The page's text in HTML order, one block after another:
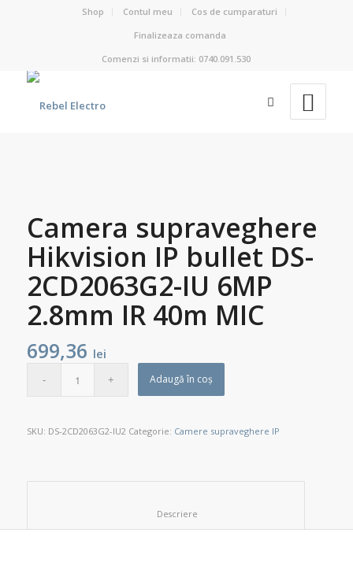
Shop Contul meu
Cos de cumparaturi
Finalizeaza comanda
Comenzi si informatii: 0740.091.530
Camera supraveghere
Hikvision IP bullet DS-
2CD2063G2-IU 6MP
2.8mm IR 40m MIC
699,36 lei
Adaugă în coș
SKU: DS-2CD2063G2-IU2 Categorie: Camere supraveghere IP